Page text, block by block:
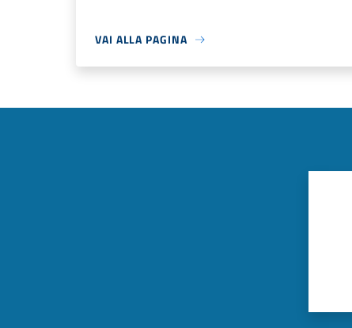
VAI ALLA PAGINA